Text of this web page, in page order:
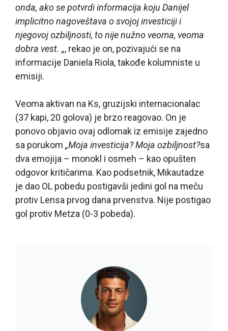
onda, ako se potvrdi informacija koju Danijel
implicitno nagoveštava o svojoj investiciji i
njegovoj ozbiljnosti, to nije nužno veoma, veoma
dobra vest. „, rekao je on, pozivajući se na
informacije Daniela Riola, takođe kolumniste u
emisiji.
Veoma aktivan na Ks, gruzijski internacionalac
(37 kapi, 20 golova) je brzo reagovao. On je
ponovo objavio ovaj odlomak iz emisije zajedno
sa porukom „Moja investicija? Moja ozbiljnost?sa
dva emojija – monokl i osmeh – kao opušten
odgovor kritičarima. Kao podsetnik, Mikautadze
je dao OL pobedu postigavši jedini gol na meču
protiv Lensa prvog dana prvenstva. Nije postigao
gol protiv Metza (0-3 pobeda).